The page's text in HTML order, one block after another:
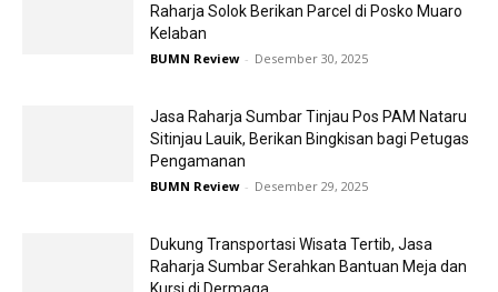
Raharja Solok Berikan Parcel di Posko Muaro
Kelaban
BUMN Review - Desember 30, 2025
Jasa Raharja Sumbar Tinjau Pos PAM Nataru
Sitinjau Lauik, Berikan Bingkisan bagi Petugas
Pengamanan
BUMN Review - Desember 29, 2025
Dukung Transportasi Wisata Tertib, Jasa
Raharja Sumbar Serahkan Bantuan Meja dan